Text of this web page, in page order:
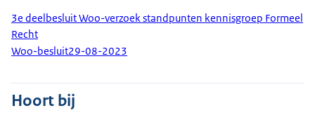
3e deelbesluit Woo-verzoek standpunten kennisgroep Formeel
Recht
Woo-besluit29-08-2023
Hoort bij